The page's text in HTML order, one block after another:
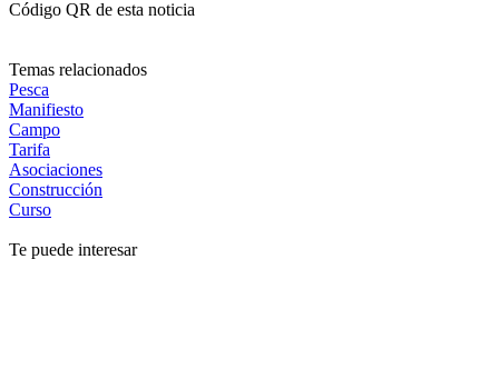
Código QR de esta noticia
Temas relacionados
Pesca
Manifiesto
Campo
Tarifa
Asociaciones
Construcción
Curso
Te puede interesar